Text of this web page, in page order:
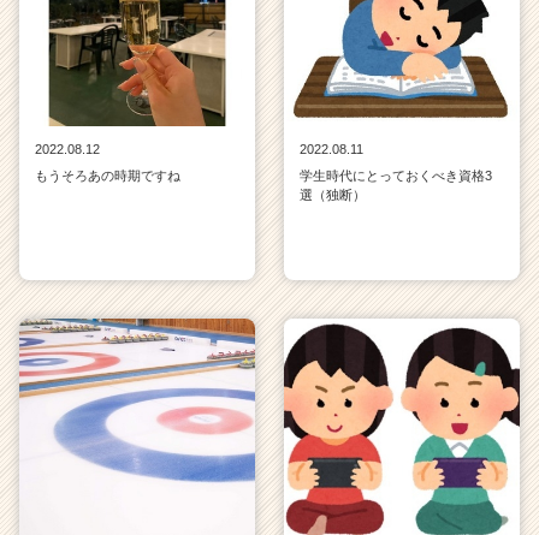
2022.08.12
もうそろあの時期ですね
2022.08.11
学生時代にとっておくべき資格3
選（独断）